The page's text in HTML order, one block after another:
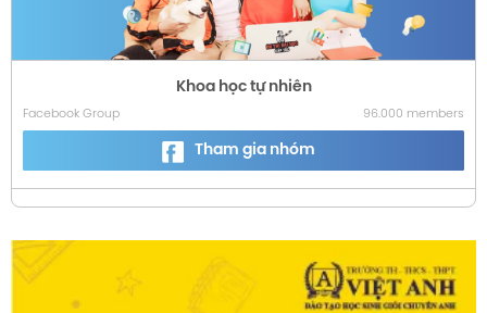
Khoa học tự nhiên
Facebook Group 96.000 members
Tham gia nhóm